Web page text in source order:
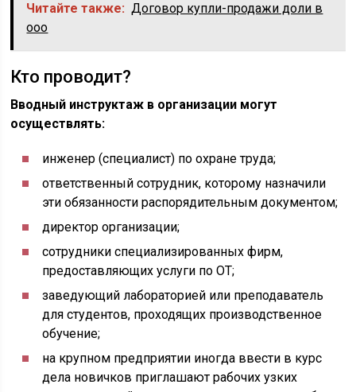
Читайте также: Договор купли-продажи доли в
ооо
Кто проводит?
Вводный инструктаж в организации могут
осуществлять:
инженер (специалист) по охране труда;
ответственный сотрудник, которому назначили
эти обязанности распорядительным документом;
директор организации;
сотрудники специализированных фирм,
предоставляющих услуги по ОТ;
заведующий лабораторией или преподаватель
для студентов, проходящих производственное
обучение;
на крупном предприятии иногда ввести в курс
дела новичков приглашают рабочих узких